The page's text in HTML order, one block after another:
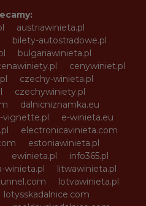
austriawinieta.pl
bilety-autostradowe.pl
bulgariawinieta.pl
cenywiniet.pl
czechy-winieta.pl
czechywiniety.pl
dalnicniznamka.eu
vignette.pl
e-winieta.eu
electronicavinieta.com
estoniawinieta.pl
ewinieta.pl
info365.pl
winieta.pl
litwawinieta.pl
lotvawinieta.pl
lotysskadalnice.com